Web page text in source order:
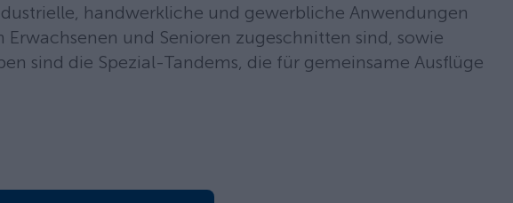
handwerkliche und gewerbliche Anwendungen
und Senioren zugeschnitten sind, sowie
sind die Spezial-Tandems, die für gemeinsame Ausflüge